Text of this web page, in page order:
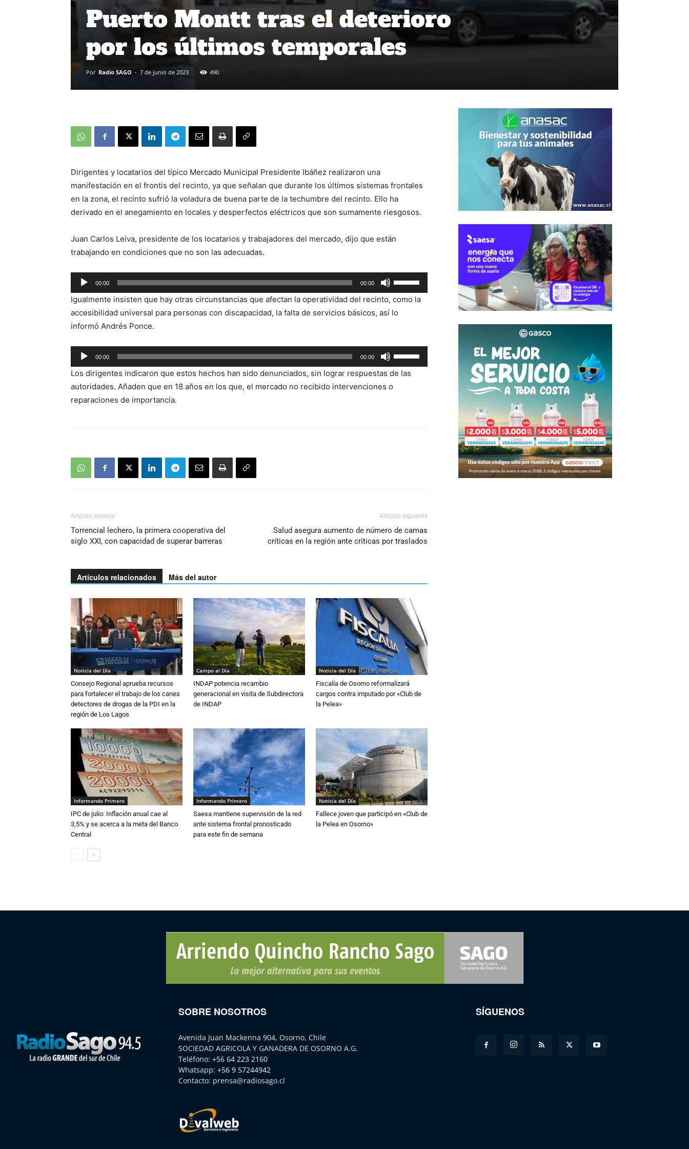
Puerto Montt tras el deterioro
por los últimos temporales
Por Radio SAGO - 7 de junio de 2023 490
Dirigentes y locatarios del típico Mercado Municipal Presidente Ibáñez realizaron una
manifestación en el frontis del recinto, ya que señalan que durante los últimos sistemas frontales
en la zona, el recinto sufrió la voladura de buena parte de la techumbre del recinto. Ello ha
derivado en el anegamiento en locales y desperfectos eléctricos que son sumamente riesgosos.
Juan Carlos Leiva, presidente de los locatarios y trabajadores del mercado, dijo que están
trabajando en condiciones que no son las adecuadas.
Reproductor
de
audio
00:00 00:00
las
teclas
de
arriba/abajo
para
aumentar
Igualmente insisten que hay otras circunstancias que afectan la operatividad del recinto, como la
accesibilidad universal para personas con discapacidad, la falta de servicios básicos, así lo
informó Andrés Ponce.
Reproductor
de
audio
00:00 00:00
las
teclas
Los dirigentes indicaron que estos hechos han sido denunciados, sin lograr respuestas de las
autoridades. Añaden que en 18 años en los que, el mercado no recibido intervenciones o
reparaciones de importancia.
Artículo anterior
Torrencial lechero, la primera cooperativa del
siglo XXI, con capacidad de superar barreras
Artículo siguiente
Salud asegura aumento de número de camas
críticas en la región ante críticas por traslados
Artículos relacionados Más del autor
Noticia del Día
Consejo Regional aprueba recursos
para fortalecer el trabajo de los canes
detectores de drogas de la PDI en la
región de Los Lagos
Campo al Día
INDAP potencia recambio
generacional en visita de Subdirectora
de INDAP
Noticia del Día
Fiscalía de Osorno reformalizará
cargos contra imputado por «Club de
la Pelea»
Informando Primero
IPC de julio: Inflación anual cae al
3,5% y se acerca a la meta del Banco
Central
Informando Primero
Saesa mantiene supervisión de la red
ante sistema frontal pronosticado
para este fin de semana
Noticia del Día
Fallece joven que participó en «Club de
la Pelea en Osorno»
SOBRE NOSOTROS
Avenida Juan Mackenna 904, Osorno, Chile
SOCIEDAD AGRICOLA Y GANADERA DE OSORNO A.G.
Teléfono: +56 64 223 2160
Whatsapp: +56 9 57244942
Contacto: prensa@radiosago.cl
SÍGUENOS